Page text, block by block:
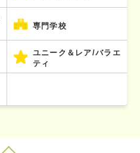
専門学校
ユニーク＆レア/バラエ
ティ